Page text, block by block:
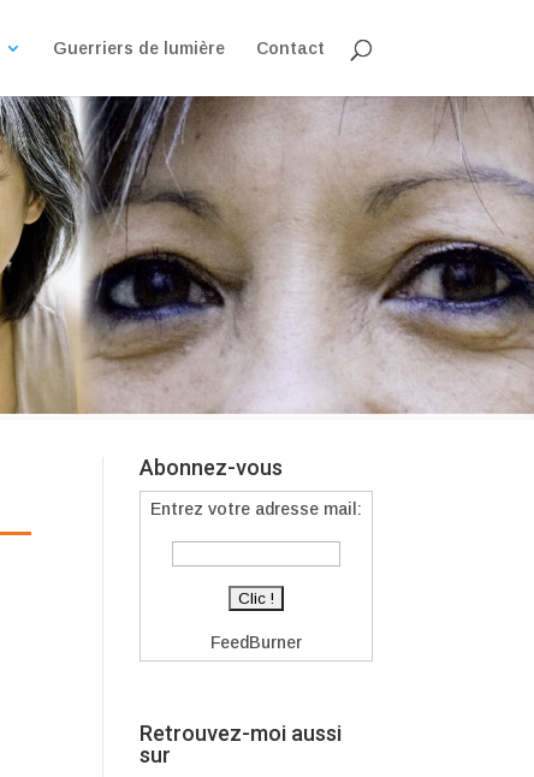
Guerriers de lumière Contact
Abonnez-vous
Entrez votre adresse mail:
FeedBurner
Retrouvez-moi aussi
sur